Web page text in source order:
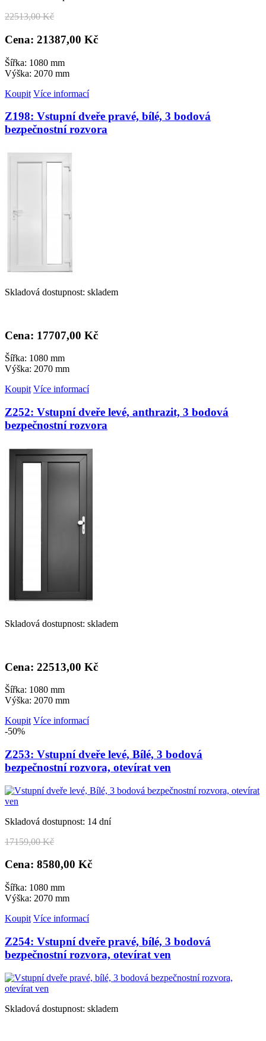
22513,00 Kč
Cena: 21387,00 Kč
Šířka: 1080 mm
Výška: 2070 mm
Koupit Více informací
Z198: Vstupní dveře pravé, bílé, 3 bodová
bezpečnostní rozvora
Skladová dostupnost: skladem
Cena: 17707,00 Kč
Šířka: 1080 mm
Výška: 2070 mm
Koupit Více informací
Z252: Vstupní dveře levé, anthrazit, 3 bodová
bezpečnostní rozvora
Skladová dostupnost: skladem
Cena: 22513,00 Kč
Šířka: 1080 mm
Výška: 2070 mm
Koupit Více informací
-50%
Z253: Vstupní dveře levé, Bílé, 3 bodová
bezpečnostní rozvora, otevírat ven
Skladová dostupnost: 14 dní
17159,00 Kč
Cena: 8580,00 Kč
Šířka: 1080 mm
Výška: 2070 mm
Koupit Více informací
Z254: Vstupní dveře pravé, bílé, 3 bodová
bezpečnostní rozvora, otevírat ven
Skladová dostupnost: skladem